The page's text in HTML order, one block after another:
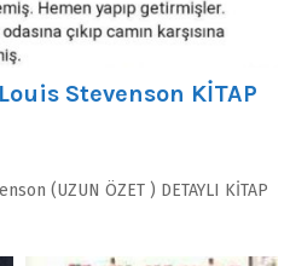
Stevenson KİTAP
(UZUN ÖZET ) DETAYLI KİTAP